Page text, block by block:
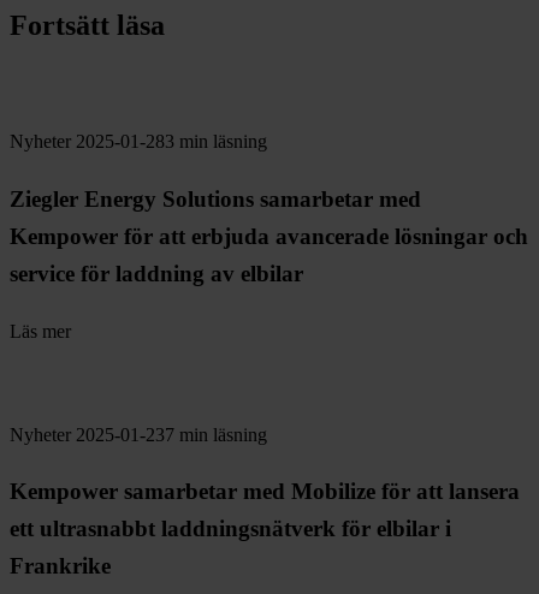
Fortsätt läsa
Nyheter 2025-01-283 min läsning
Ziegler Energy Solutions samarbetar med
Kempower för att erbjuda avancerade lösningar och
service för laddning av elbilar
Läs mer
Nyheter 2025-01-237 min läsning
Kempower samarbetar med Mobilize för att lansera
ett ultrasnabbt laddningsnätverk för elbilar i
Frankrike